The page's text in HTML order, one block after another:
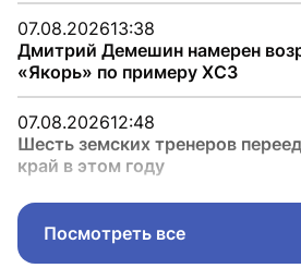
07.08.202613:38
Дмитрий Демешин намерен
«Якорь» по примеру ХСЗ
07.08.202612:48
Шесть земских тренеров
край в этом году
Посмотреть все